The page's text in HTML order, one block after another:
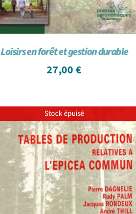
Loisirs en forêt et gestion durable
27,00€
Stock épuisé